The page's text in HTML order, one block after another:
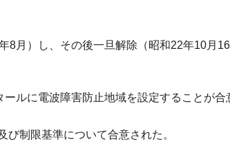
8月）し、その後一旦解除（昭和22年10月
ルに電波障害防止地域を設定することが合
び制限基準について合意された。